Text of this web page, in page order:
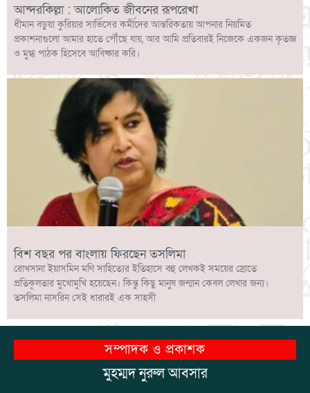
আন্দরকিল্লা : আলোকিত জীবনের রূপরেখা
ধীমান বড়ুয়া কুরিয়ার সার্ভিসের কর্মীদের আন্তরিকতায় আপনার নিয়মিত
প্রকাশনাগুলো আমার হাতে পৌঁছে যায়, আর আমি প্রতিবারই নিজেকে একজন কৃতজ্ঞ
ও মুগ্ধ পাঠক হিসেবে আবিষ্কার করি।
বিশ বছর পর বাংলায় ফিরছেন তসলিমা
রোখসানা ইয়াসমিন মণি সাহিত্যের ইতিহাসে বহু লেখকই সময়ের স্রোতে
প্রতিকূলতার মুখোমুখি হয়েছেন। কিন্তু কিছু মানুষ জন্মান কেবল লেখার জন্য।
তসলিমা নাসরিন সেই ধারারই এক সাহসী
সম্পাদক ও প্রকাশক
মুহম্মদ নুরুল আবসার